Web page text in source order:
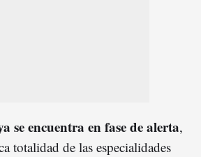
se encuentra en fase de alerta,
totalidad de las especialidades